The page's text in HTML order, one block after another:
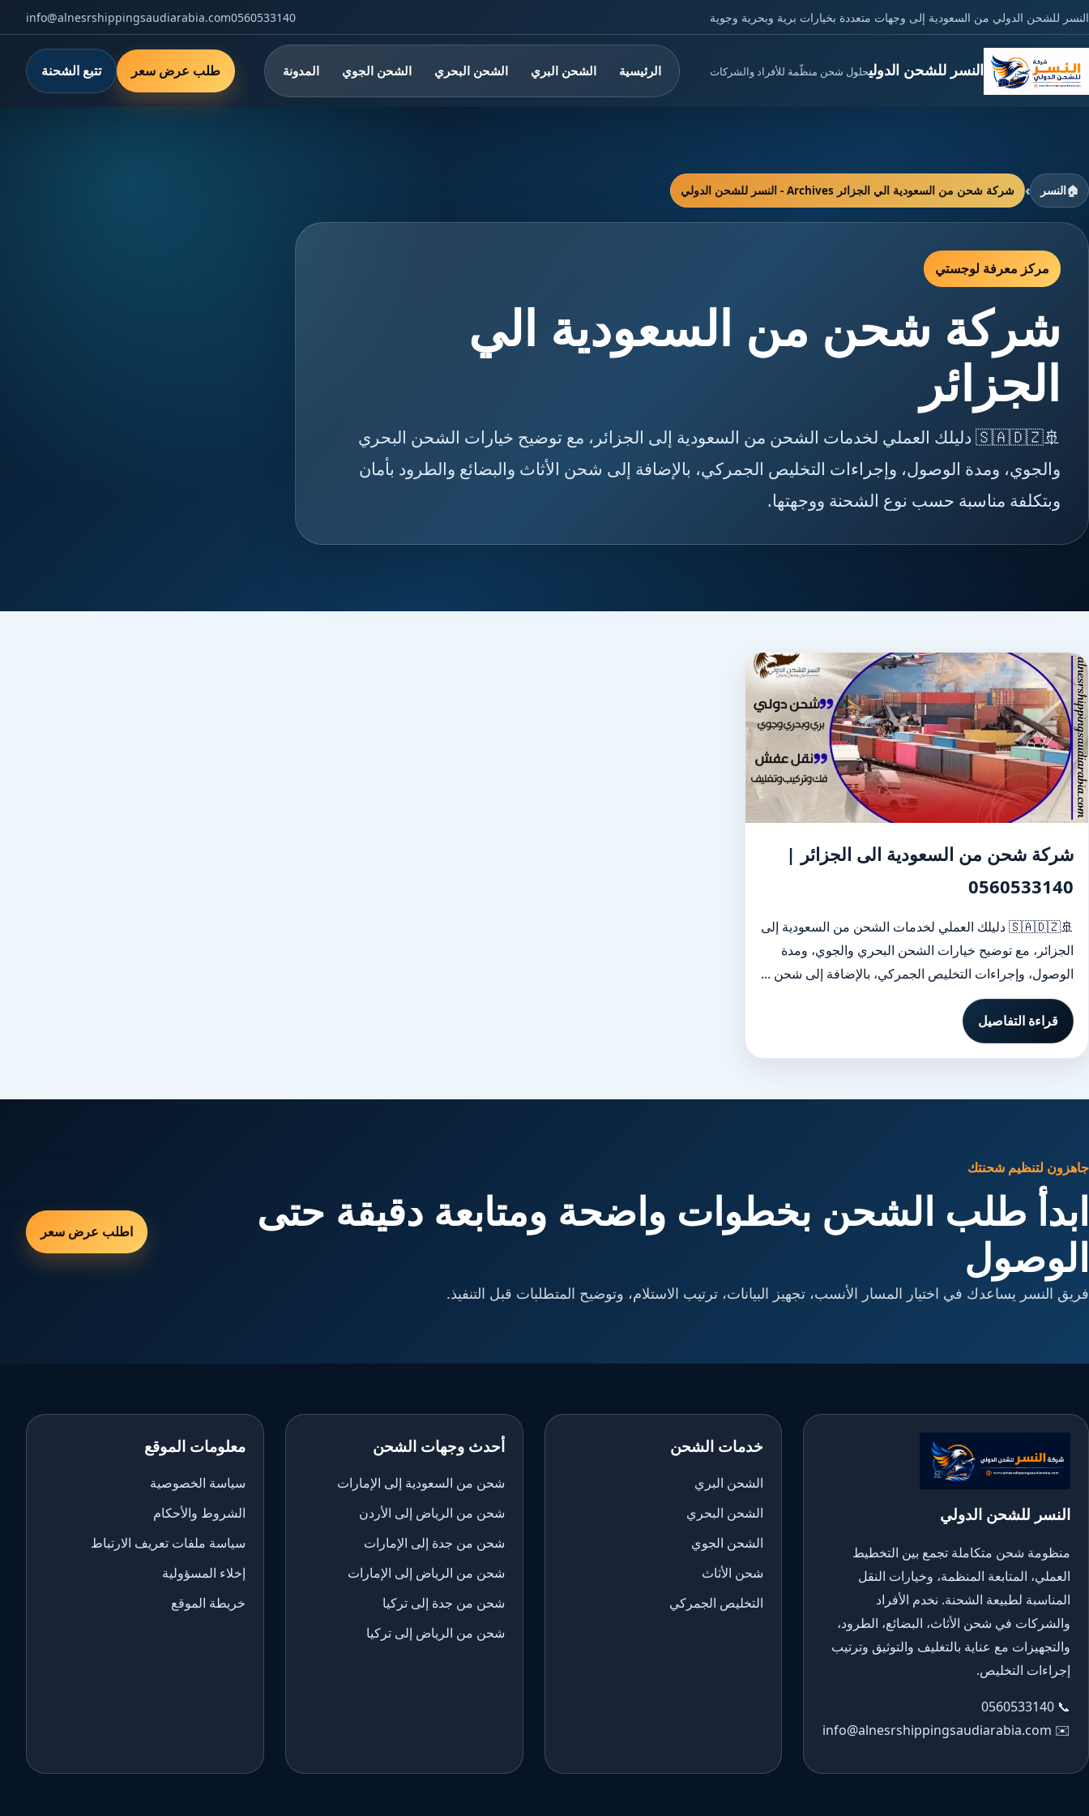
النسر للشحن الدولي من السعودية إلى وجهات متعددة بخيارات برية وبحرية وجوية 0560533140
info@alnesrshippingsaudiarabia.com
النسر للشحن الدوليحلول شحن منظّمة للأفراد والشركات الرئيسية الشحن البري الشحن البحري الشحن الجوي المدونة طلب عرض سعر تتبع الشحنة
🏠النسر › شركة شحن من السعودية الي الجزائر Archives - النسر للشحن الدولي
مركز معرفة لوجستي
شركة شحن من السعودية الي
الجزائر
🚢🇸🇦🇩🇿 دليلك العملي لخدمات الشحن من السعودية إلى الجزائر، مع توضيح خيارات الشحن البحري
والجوي، ومدة الوصول، وإجراءات التخليص الجمركي، بالإضافة إلى شحن الأثاث والبضائع والطرود بأمان
وبتكلفة مناسبة حسب نوع الشحنة ووجهتها.
شركة شحن من السعودية الى الجزائر |
0560533140
🚢🇸🇦🇩🇿 دليلك العملي لخدمات الشحن من السعودية إلى
الجزائر، مع توضيح خيارات الشحن البحري والجوي، ومدة
الوصول، وإجراءات التخليص الجمركي، بالإضافة إلى شحن ...
قراءة التفاصيل
جاهزون لتنظيم شحنتك
ابدأ طلب الشحن بخطوات واضحة ومتابعة دقيقة حتى
الوصول
فريق النسر يساعدك في اختيار المسار الأنسب، تجهيز البيانات، ترتيب الاستلام، وتوضيح المتطلبات قبل التنفيذ.
اطلب عرض سعر
النسر للشحن الدولي
منظومة شحن متكاملة تجمع بين التخطيط
العملي، المتابعة المنظمة، وخيارات النقل
المناسبة لطبيعة الشحنة. نخدم الأفراد
والشركات في شحن الأثاث، البضائع، الطرود،
والتجهيزات مع عناية بالتغليف والتوثيق وترتيب
إجراءات التخليص.
📞
0560533140
✉️
info@alnesrshippingsaudiarabia.com
خدمات الشحن
الشحن البري
الشحن البحري
الشحن الجوي
شحن الأثاث
التخليص الجمركي
أحدث وجهات الشحن
شحن من السعودية إلى الإمارات
شحن من الرياض إلى الأردن
شحن من جدة إلى الإمارات
شحن من الرياض إلى الإمارات
شحن من جدة إلى تركيا
شحن من الرياض إلى تركيا
معلومات الموقع
سياسة الخصوصية
الشروط والأحكام
سياسة ملفات تعريف الارتباط
إخلاء المسؤولية
خريطة الموقع